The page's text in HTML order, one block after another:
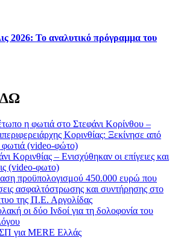
2026: Το αναλυτικό πρόγραμμα του
η φωτιά στο Στεφάνι Κορίνθου –
Κορινθίας: Ξεκίνησε από
φωτιά (video-φώτο)
Κορινθίας – Ενισχύθηκαν οι επίγειες και
(video-φωτο)
προϋπολογισμού 450.000 ευρώ που
ασφαλτόστρωσης και συντήρησης στο
της Π.Ε. Αργολίδας
οι δύο Ινδοί για τη δολοφονία του
για MERE Ελλάς